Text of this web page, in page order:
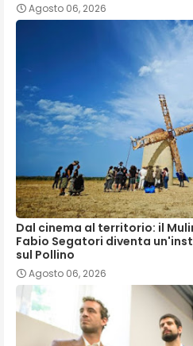
Agosto 06, 2026
Dal cinema al territorio: il
Fabio Segatori diventa
sul Pollino
Agosto 06, 2026